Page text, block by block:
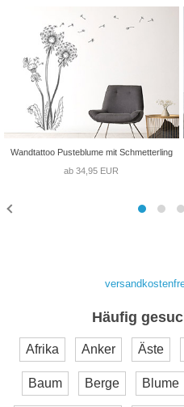
Wandtattoo Pusteblume mit Schmetterling
ab 34,95 EUR
Häufig
Afrika Anker Äste
Baum Berge Blume